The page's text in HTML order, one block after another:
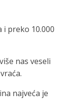
i preko 10.000
nas veseli
najveća je